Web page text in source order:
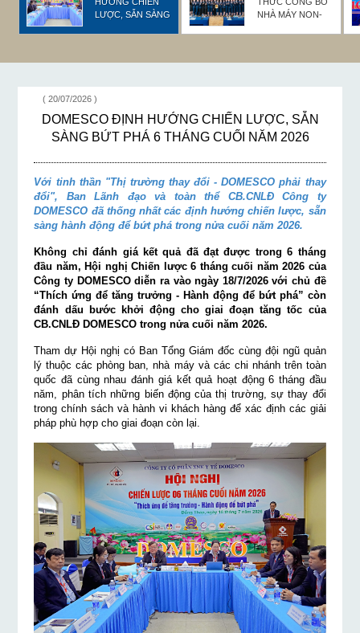
LƯỢC, SẴN SÀNG
NHÀ MÁY NON-
( 20/07/2026 )
DOMESCO ĐỊNH HƯỚNG CHIẾN LƯỢC, SẴN
SÀNG BỨT PHÁ 6 THÁNG CUỐI NĂM 2026
Với tinh thần "Thị trường thay đổi - DOMESCO phải thay
đổi", Ban Lãnh đạo và toàn thể CB.CNLĐ Công ty
DOMESCO đã thống nhất các định hướng chiến lược, sẵn
sàng hành động để bứt phá trong nửa cuối năm 2026.
Không chỉ đánh giá kết quả đã đạt được trong 6 tháng
đầu năm, Hội nghị Chiến lược 6 tháng cuối năm 2026 của
Công ty DOMESCO diễn ra vào ngày 18/7/2026 với chủ đề
“Thích ứng để tăng trưởng - Hành động để bứt phá” còn
đánh dấu bước khởi động cho giai đoạn tăng tốc của
CB.CNLĐ DOMESCO trong nửa cuối năm 2026.
Tham dự Hội nghị có Ban Tổng Giám đốc cùng đội ngũ quản
lý thuộc các phòng ban, nhà máy và các chi nhánh trên toàn
quốc đã cùng nhau đánh giá kết quả hoạt động 6 tháng đầu
năm, phân tích những biến động của thị trường, sự thay đổi
trong chính sách và hành vi khách hàng để xác định các giải
pháp phù hợp cho giai đoạn còn lại.